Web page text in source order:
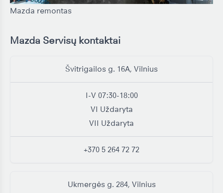
Mazda remontas
Mazda Servisų kontaktai
Švitrigailos g. 16A, Vilnius
I-V 07:30-18:00
VI Uždaryta
VII Uždaryta
+370 5 264 72 72
Ukmergės g. 284, Vilnius